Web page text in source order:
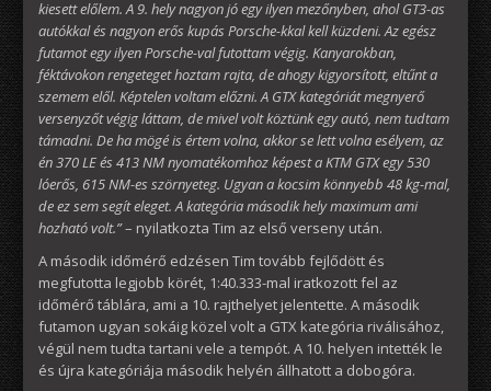
kiesett előlem. A 9. hely nagyon jó egy ilyen mezőnyben, ahol GT3-as
autókkal és nagyon erős kupás Porsche-kkal kell küzdeni. Az egész
futamot egy ilyen Porsche-val futottam végig. Kanyarokban,
féktávokon rengeteget hoztam rajta, de ahogy kigyorsított, eltűnt a
szemem elől. Képtelen voltam előzni. A GTX kategóriát megnyerő
versenyzőt végig láttam, de mivel volt köztünk egy autó, nem tudtam
támadni. De ha mögé is értem volna, akkor se lett volna esélyem, az
én 370 LE és 413 NM nyomatékomhoz képest a KTM GTX egy 530
lóerős, 615 NM-es szörnyeteg. Ugyan a kocsim könnyebb 48 kg-mal,
de ez sem segít eleget. A kategória második hely maximum ami
hozható volt.”– nyilatkozta Tim az első verseny után.
A második időmérő edzésen Tim tovább fejlődött és
megfutotta legjobb körét, 1:40.333-mal iratkozott fel az
időmérő táblára, ami a 10. rajthelyet jelentette. A második
futamon ugyan sokáig közel volt a GTX kategória riválisához,
végül nem tudta tartani vele a tempót. A 10. helyen intették le
és újra kategóriája második helyén állhatott a dobogóra.